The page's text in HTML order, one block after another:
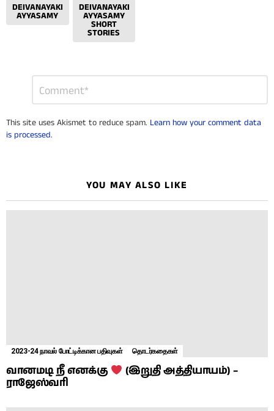
DEIVANAYAKI
AYYASAMY
DEIVANAYAKI
AYYASAMY
SHORT
STORIES
This site uses Akismet to reduce spam. Learn how your comment data
is processed.
YOU MAY ALSO LIKE
2023-24 நாவல் போட்டிக்கான பதிவுகள் தொடர்கதைகள்
வானமடி நீ எனக்கு
(இறுதி அத்தியாயம்) –
ராஜேஸ்வரி